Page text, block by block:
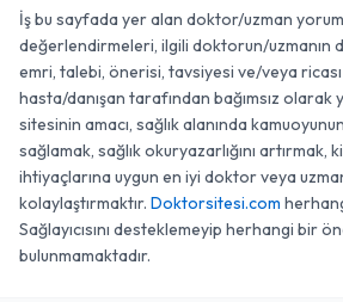
İş bu sayfada yer alan doktor/uzman
değerlendirmeleri, ilgili doktorun/uzmanın
emri, talebi, önerisi, tavsiyesi ve/veya ricası
hasta/danışan tarafından bağımsız olarak
sitesinin amacı, sağlık alanında
sağlamak, sağlık okuryazarlığını artırmak,
ihtiyaçlarına uygun en iyi doktor veya
kolaylaştırmaktır. Doktorsitesi.com
Sağlayıcısını desteklemeyip herhangi bir
bulunmamaktadır.